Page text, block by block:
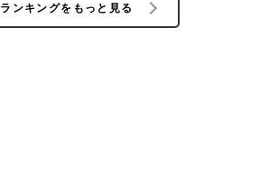
ランキングをもっと見る